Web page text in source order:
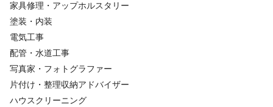
家具修理・アップホルスタリー
塗装・内装
電気工事
配管・水道工事
写真家・フォトグラファー
片付け・整理収納アドバイザー
ハウスクリーニング